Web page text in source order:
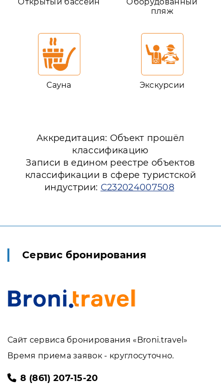
пляж
Сауна Экскурсии
Аккредитация: Объект прошёл
классификацию
Записи в едином реестре объектов
классификации в сфере туристской
индустрии: С232024007508
Сервис бронирования
Сайт сервиса бронирования «Broni.travel»
Время приема заявок - круглосуточно.
8 (861) 207-15-20